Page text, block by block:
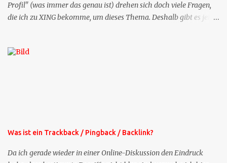
Profil" (was immer das genau ist) drehen sich doch viele Fragen,
die ich zu XING bekomme, um dieses Thema. Deshalb gibt es jetzt
bekommen Sie kostenlos eine weitere Folge. Die Startsequenz ist 16
Was ist ein Trackback / Pingback / Backlink?
Da ich gerade wieder in einer Online-Diskussion den Eindruck